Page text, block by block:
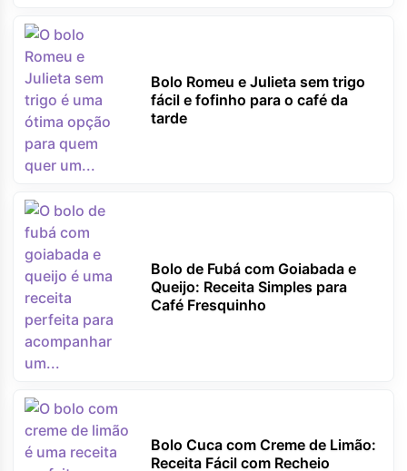
Bolo Romeu e Julieta sem trigo
fácil e fofinho para o café da
tarde
Bolo de Fubá com Goiabada e
Queijo: Receita Simples para
Café Fresquinho
Bolo Cuca com Creme de Limão:
Receita Fácil com Recheio